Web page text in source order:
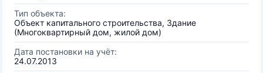
Тип объекта:
Объект капитального строительства, Здание
(Многоквартирный дом, жилой дом)
Дата постановки на учёт:
24.07.2013